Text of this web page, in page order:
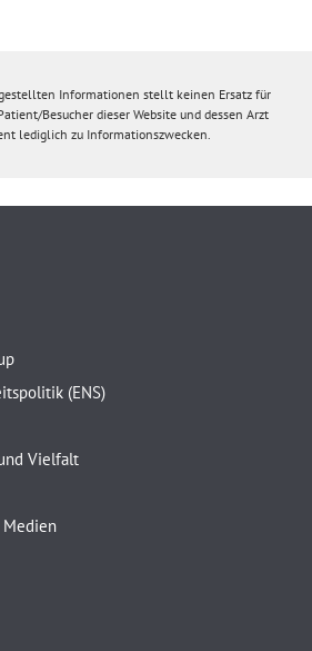
Informationen stellt keinen Ersatz für
Besucher dieser Website und dessen Arzt
lediglich zu Informationszwecken.
(ENS)
Vielfalt